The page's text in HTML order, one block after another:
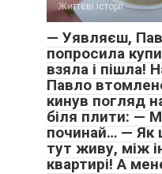
Життєві історії
— Уявляєш,
попросила
взяла і пішла!
Павло
кинув погляд
біля плити: —
починай… — Як
тут живу, між
квартирі! А